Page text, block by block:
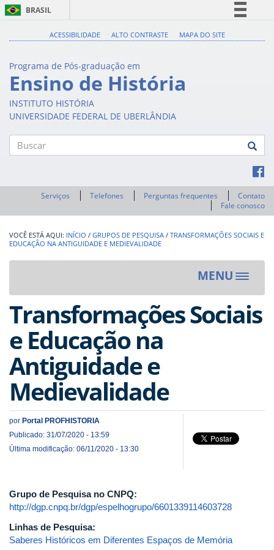
BRASIL
Acesso à informação
ACESSIBILIDADE ALTO CONTRASTE MAPA DO SITE
Programa de Pós-graduação em
Ensino de História
INSTITUTO HISTÓRIA
UNIVERSIDADE FEDERAL DE UBERLÂNDIA
Serviços Telefones Perguntas frequentes
Contato
Fale conosco
INÍCIO / GRUPOS DE PESQUISA / TRANSFORMAÇÕES SOCIAIS E
EDUCAÇÃO NA ANTIGUIDADE E MEDIEVALIDADE
MENU
Toggle
Transformações Sociais
e Educação na
Antiguidade e
Medievalidade
por Portal PROFHISTORIA
Publicado: 31/07/2020 - 13:59
Última modificação: 06/11/2020 - 13:30
Grupo de Pesquisa no CNPQ:
http://dgp.cnpq.br/dgp/espelhogrupo/6601339114603728
Linhas de Pesquisa:
Saberes Históricos em Diferentes Espaços de Memória